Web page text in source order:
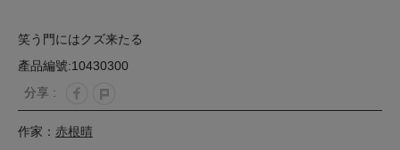
笑う門にはクズ来たる
產品編號:10430300
分享 :
作家： 赤根晴